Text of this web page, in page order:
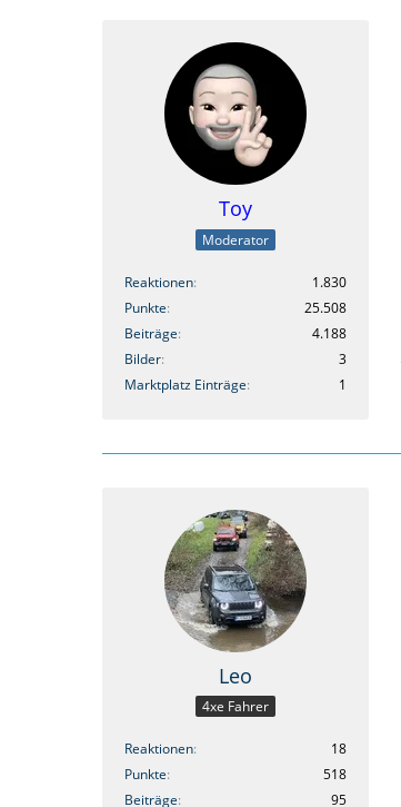
Toy
Moderator
Reaktionen
1.830
Punkte
25.508
Beiträge
4.188
Bilder
3
Marktplatz Einträge
1
Leo
4xe Fahrer
Reaktionen
18
Punkte
518
Beiträge
95